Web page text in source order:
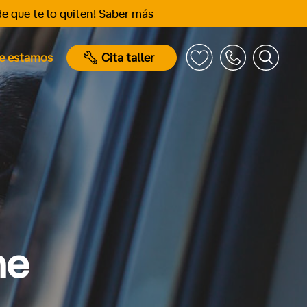
que te lo quiten! Saber más
estamos Cita taller